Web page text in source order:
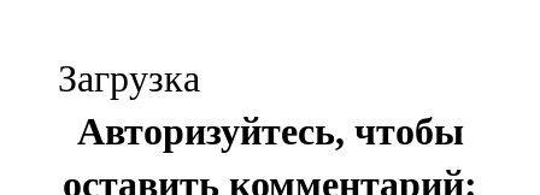
Загрузка
Авторизуйтесь, чтобы
оставить комментарий: